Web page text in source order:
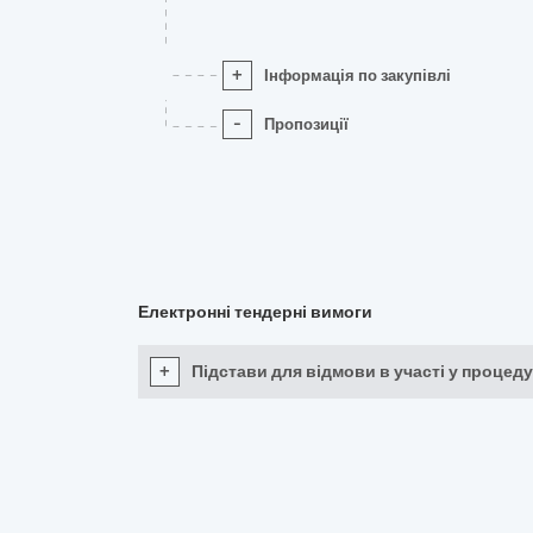
+ Інформація по закупівлі
- Пропозиції
Електронні тендерні вимоги
+ Підстави для відмови в участі у